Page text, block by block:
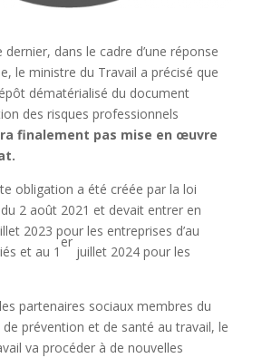
dans le cadre d’une réponse
le ministre du Travail a précisé que
dématérialisé du document
des risques professionnels
finalement pas mise en œuvre
obligation a été créée par la loi
2 août 2021 et devait entrer en
2023 pour les entreprises d’au
et au 1
er
juillet 2024 pour les
partenaires sociaux membres du
prévention et de santé au travail, le
va procéder à de nouvelles